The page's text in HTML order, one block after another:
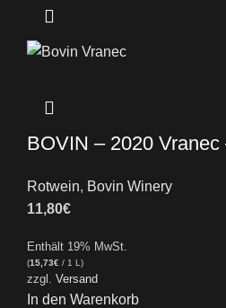
BOVIN – 2020 Vranec
Rotwein, Bovin Winery
11,80€
Enthält 19% MwSt.
(15,73€ / 1 L)
zzgl. Versand
In den Warenkorb